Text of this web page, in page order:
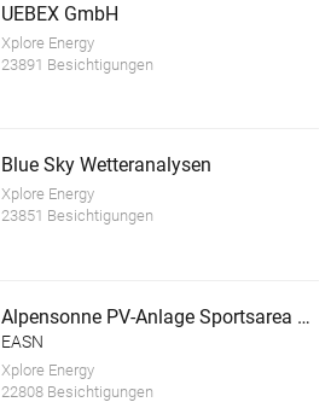
UEBEX GmbH
Xplore Energy
23891 Besichtigungen
Blue Sky Wetteranalysen
Xplore Energy
23851 Besichtigungen
Alpensonne PV-Anlage Sportsarea Grimming
EASN
Xplore Energy
22808 Besichtigungen